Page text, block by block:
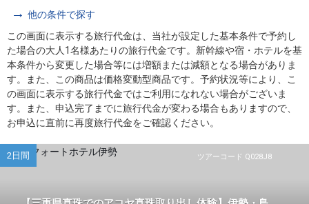
他の条件で探す
この画面に表示する旅行代金は、当社が設定した基本条件で予約し
た場合の大人1名様あたりの旅行代金です。新幹線や宿・ホテルを基
本条件から変更した場合等には増額または減額となる場合がありま
す。また、この商品は価格変動型商品です。予約状況等により、こ
の画面に表示する旅行代金ではご利用になれない場合がございま
す。また、申込完了までに旅行代金が変わる場合もありますので、
お申込に直前に再度旅行代金をご確認ください。
ツアーコード Q028J8
2日間